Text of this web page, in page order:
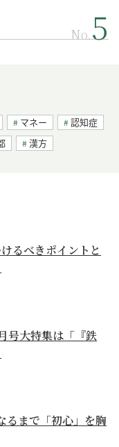
No.
マネー
認知症
漢方
るべきポイントと
号大特集は「『鉄
るまで「初心」を胸